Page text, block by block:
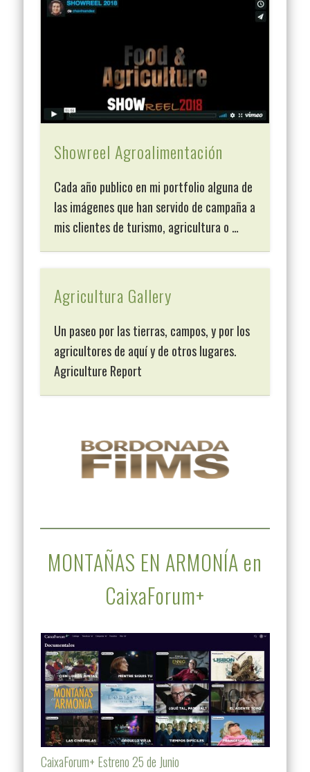
Showreel Agroalimentación
Cada año publico en mi portfolio alguna de
las imágenes que han servido de campaña a
mis clientes de turismo, agricultura o …
Agricultura Gallery
Un paseo por las tierras, campos, y por los
agricultores de aquí y de otros lugares.
Agriculture Report
MONTAÑAS EN ARMONÍA en
CaixaForum+
CaixaForum+ Estreno 25 de Junio